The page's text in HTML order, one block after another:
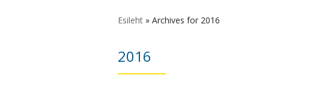
Esileht» Archives for 2016
2016